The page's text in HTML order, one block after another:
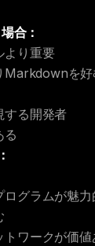
合：
より重要
Markdownを好
する開発者
る
グラムが魅力
ワークが価値